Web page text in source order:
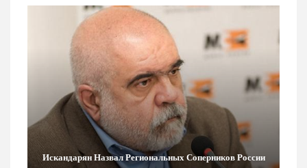
Искандарян Назвал Региональных Соперников России